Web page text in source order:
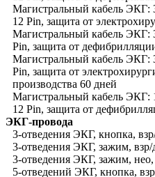
Магистральный кабель ЭКГ:
12 Pin, защита от
Магистральный кабель ЭКГ:
Pin, защита от
Магистральный кабель ЭКГ:
Pin, защита от
производства 60 дней
Магистральный кабель ЭКГ:
12 Pin, защита от
ЭКГ-провода
3-отведения ЭКГ, кнопка,
3-отведения ЭКГ, зажим, взр/
3-отведения ЭКГ, зажим,
5-отведений ЭКГ, кнопка,